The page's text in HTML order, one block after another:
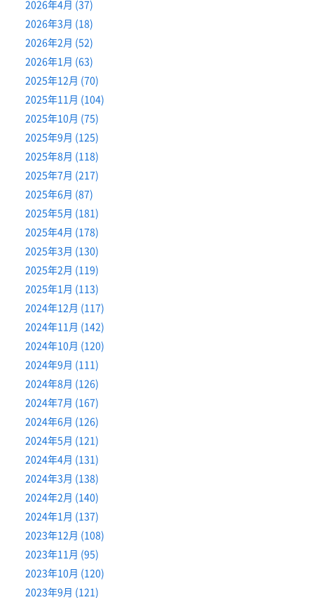
2026年4月 (37)
2026年3月 (18)
2026年2月 (52)
2026年1月 (63)
2025年12月 (70)
2025年11月 (104)
2025年10月 (75)
2025年9月 (125)
2025年8月 (118)
2025年7月 (217)
2025年6月 (87)
2025年5月 (181)
2025年4月 (178)
2025年3月 (130)
2025年2月 (119)
2025年1月 (113)
2024年12月 (117)
2024年11月 (142)
2024年10月 (120)
2024年9月 (111)
2024年8月 (126)
2024年7月 (167)
2024年6月 (126)
2024年5月 (121)
2024年4月 (131)
2024年3月 (138)
2024年2月 (140)
2024年1月 (137)
2023年12月 (108)
2023年11月 (95)
2023年10月 (120)
2023年9月 (121)